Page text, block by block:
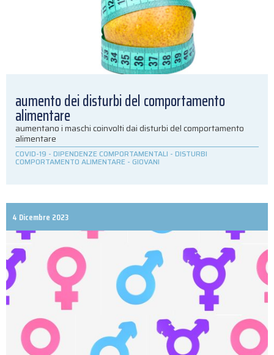
aumento dei disturbi del comportamento
alimentare
aumentano i maschi coinvolti dai disturbi del comportamento
alimentare
COVID-19 - DIPENDENZE COMPORTAMENTALI - DISTURBI
COMPORTAMENTO ALIMENTARE - GIOVANI
4 Dicembre 2023